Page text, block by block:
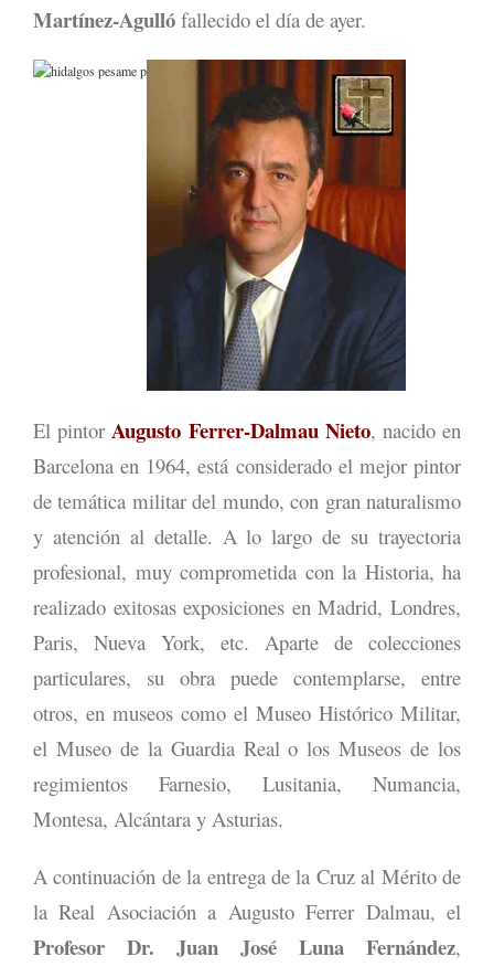
Martínez-Agulló fallecido el día de ayer.
El pintorAugusto Ferrer-Dalmau Nieto, nacido en
Barcelona en 1964, está considerado el mejor pintor
de temática militar del mundo, con gran naturalismo
y atención al detalle. A lo largo de su trayectoria
profesional, muy comprometida con la Historia, ha
realizado exitosas exposiciones en Madrid, Londres,
Paris, Nueva York, etc. Aparte de colecciones
particulares, su obra puede contemplarse, entre
otros, en museos como el Museo Histórico Militar,
el Museo de la Guardia Real o los Museos de los
regimientos Farnesio, Lusitania, Numancia,
Montesa, Alcántara y Asturias.
A continuación de la entrega de la Cruz al Mérito de
la Real Asociación a Augusto Ferrer Dalmau, el
Profesor Dr. Juan José Luna Fernández,